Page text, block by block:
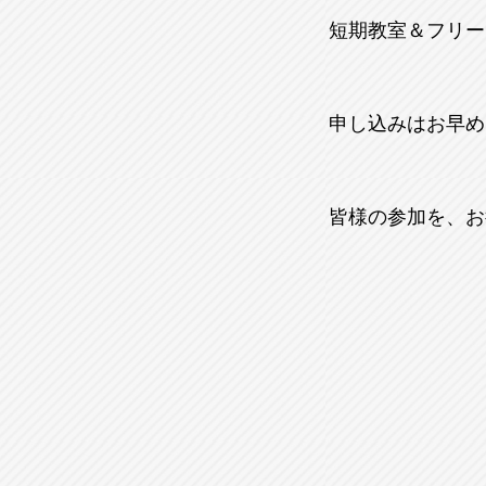
短期教室＆フリ
申し込みはお早
皆様の参加を、